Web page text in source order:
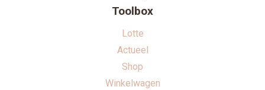
Toolbox
Lotte
Actueel
Shop
Winkelwagen